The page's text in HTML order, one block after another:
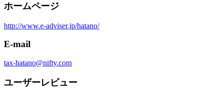
ホームページ
http://www.e-adviser.jp/hatano/
E-mail
tax-hatano@nifty.com
ユーザーレビュー